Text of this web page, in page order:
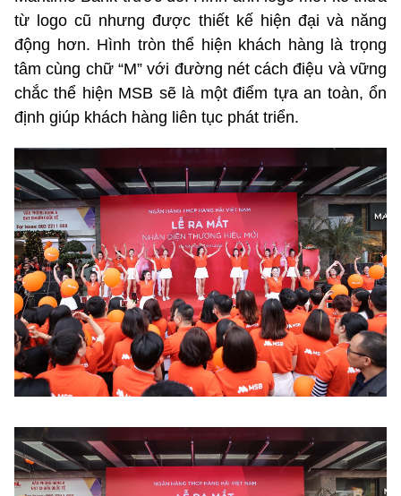
từ logo cũ nhưng được thiết kế hiện đại và năng
động hơn. Hình tròn thể hiện khách hàng là trọng
tâm cùng chữ “M” với đường nét cách điệu và vững
chắc thể hiện MSB sẽ là một điểm tựa an toàn, ổn
định giúp khách hàng liên tục phát triển.